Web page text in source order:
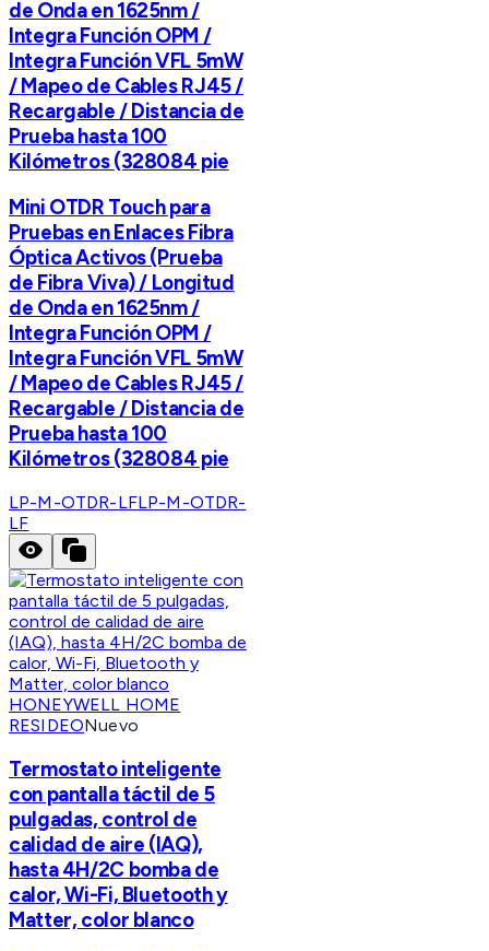
de Onda en 1625nm /
Integra Función OPM /
Integra Función VFL 5mW
/ Mapeo de Cables RJ45 /
Recargable / Distancia de
Prueba hasta 100
Kilómetros (328084 pie
Mini OTDR Touch para
Pruebas en Enlaces Fibra
Óptica Activos (Prueba
de Fibra Viva) / Longitud
de Onda en 1625nm /
Integra Función OPM /
Integra Función VFL 5mW
/ Mapeo de Cables RJ45 /
Recargable / Distancia de
Prueba hasta 100
Kilómetros (328084 pie
LP-M-OTDR-LFLP-M-OTDR-
LF
HONEYWELL HOME
RESIDEONuevo
Termostato inteligente
con pantalla táctil de 5
pulgadas, control de
calidad de aire (IAQ),
hasta 4H/2C bomba de
calor, Wi-Fi, Bluetooth y
Matter, color blanco